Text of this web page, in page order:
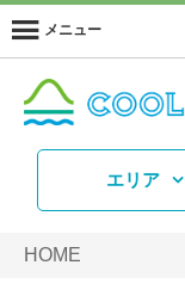
メニュー
エリア
HOME